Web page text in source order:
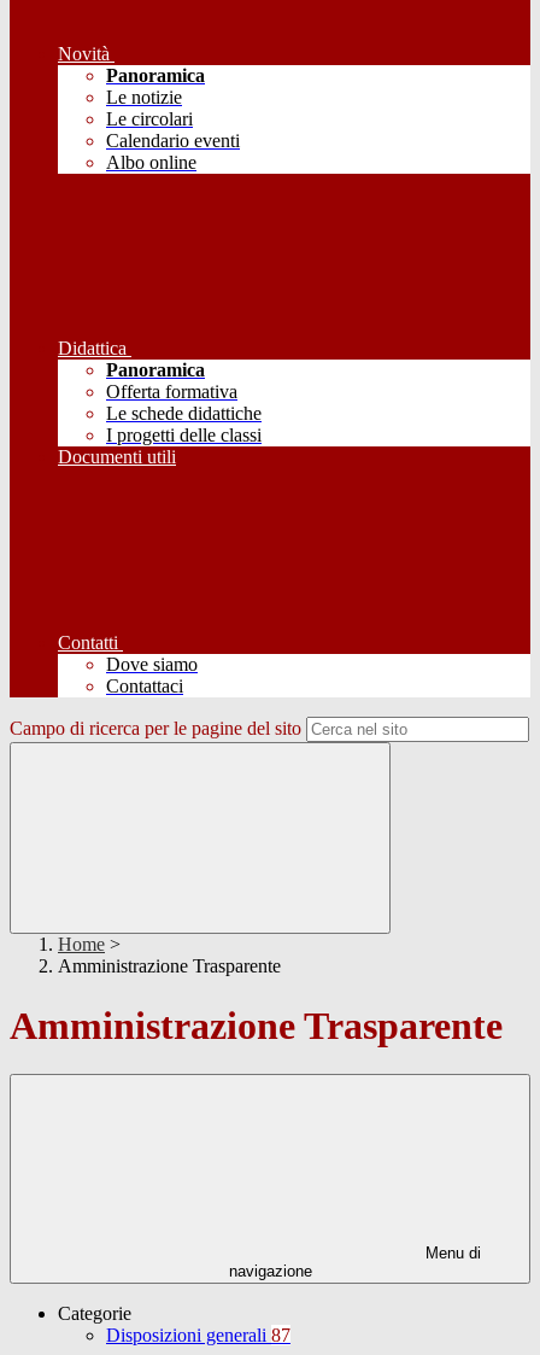
Novità
Panoramica
Le notizie
Le circolari
Calendario eventi
Albo online
Didattica
Panoramica
Offerta formativa
Le schede didattiche
I progetti delle classi
Documenti utili
Contatti
Dove siamo
Contattaci
Campo di ricerca per le pagine del sito
Home >
Amministrazione Trasparente
Amministrazione Trasparente
Menu di
navigazione
Categorie
Disposizioni generali 87